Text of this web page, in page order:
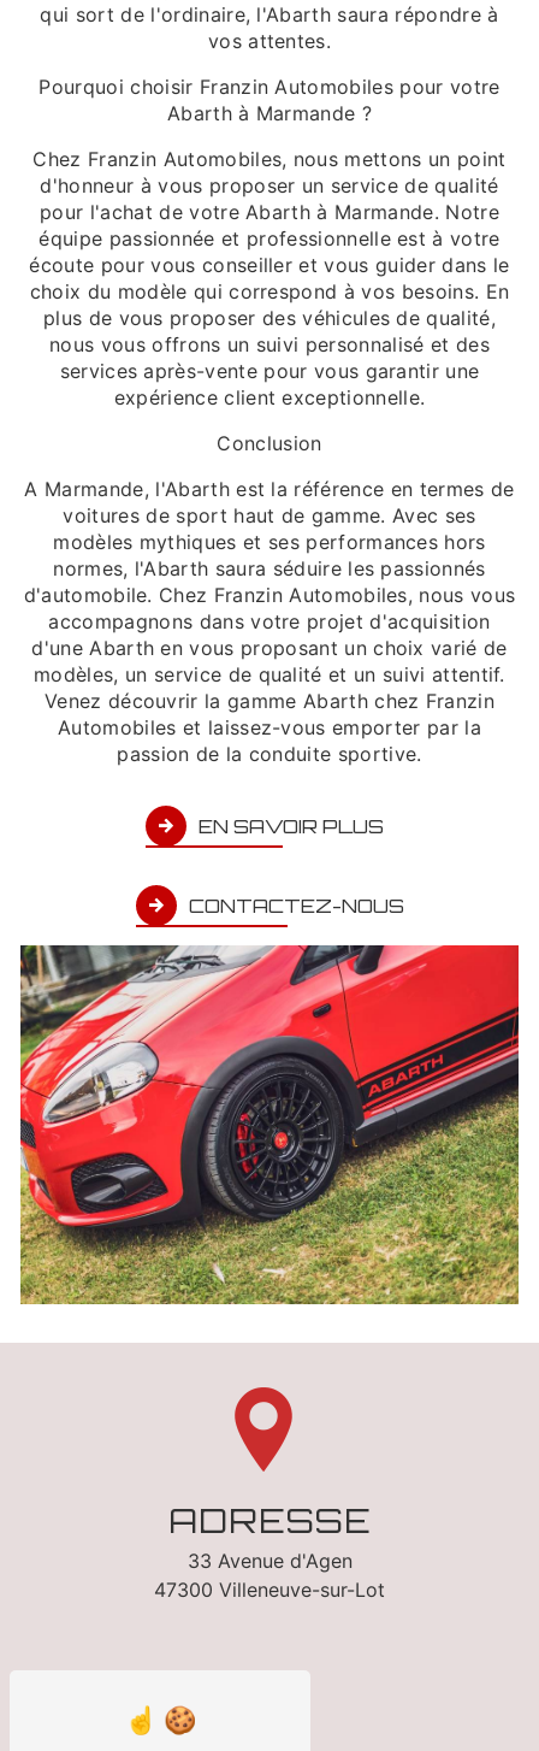
qui sort de l'ordinaire, l'Abarth saura répondre à
vos attentes.
Pourquoi choisir Franzin Automobiles pour votre
Abarth à Marmande ?
Chez Franzin Automobiles, nous mettons un point
d'honneur à vous proposer un service de qualité
pour l'achat de votre Abarth à Marmande. Notre
équipe passionnée et professionnelle est à votre
écoute pour vous conseiller et vous guider dans le
choix du modèle qui correspond à vos besoins. En
plus de vous proposer des véhicules de qualité,
nous vous offrons un suivi personnalisé et des
services après-vente pour vous garantir une
expérience client exceptionnelle.
Conclusion
A Marmande, l'Abarth est la référence en termes de
voitures de sport haut de gamme. Avec ses
modèles mythiques et ses performances hors
normes, l'Abarth saura séduire les passionnés
d'automobile. Chez Franzin Automobiles, nous vous
accompagnons dans votre projet d'acquisition
d'une Abarth en vous proposant un choix varié de
modèles, un service de qualité et un suivi attentif.
Venez découvrir la gamme Abarth chez Franzin
Automobiles et laissez-vous emporter par la
passion de la conduite sportive.
EN SAVOIR PLUS
CONTACTEZ-NOUS
ADRESSE
33 Avenue d'Agen
47300 Villeneuve-sur-Lot